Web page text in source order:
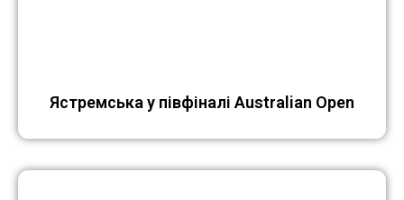
Ястремська у півфіналі Australian Open